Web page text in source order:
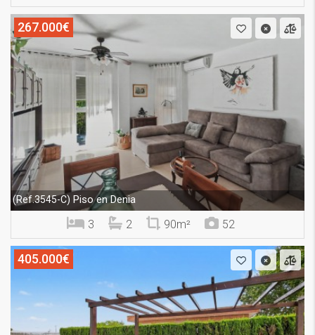
267.000€
(Ref.3545-C) Piso en Denia
3 2 90m² 52
405.000€